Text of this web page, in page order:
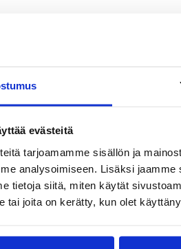
evästeitä
tarjoamamme sisällön ja
analysoimiseen. Lisäksi
tietoja siitä, miten käytät
tai joita on kerätty, kun olet
tule meille yllätyksenä,
metsästykseen.